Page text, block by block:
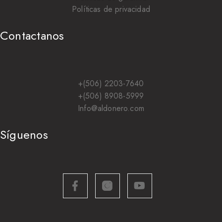
Políticas de privacidad
Contactanos
+(506) 2203-7640
+(506) 8908-5999
Info@aldonero.com
Síguenos